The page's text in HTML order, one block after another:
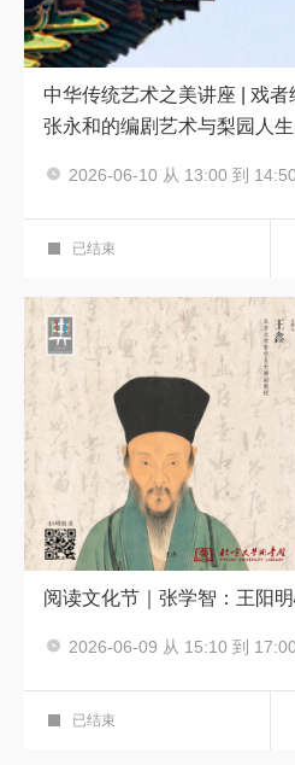
中华传统艺术之美讲座 | 戏
张永和的编剧艺术与梨园人生
2026-06-10 从 13:00 到 14:50
艺术鉴赏厅
已结束
阅读文化节｜张学智：王阳
主讲人：张学智
2026-06-09 从 15:10 到 17:00
艺术鉴赏厅
已结束